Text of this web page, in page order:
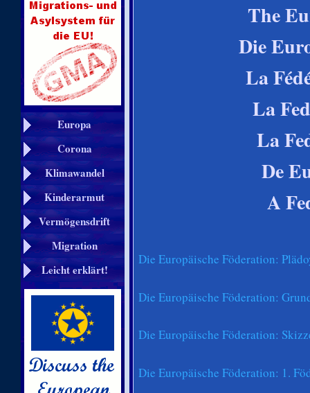
Europa
Corona
Klimawandel
Kinderarmut
Vermögensdrift
Migration
Leicht erklärt!
The
Die
La
La
La
De
A
Die Europäische Föderation:
Die Europäische Föderation:
Die Europäische Föderation:
Die Europäische Föderation: 1.